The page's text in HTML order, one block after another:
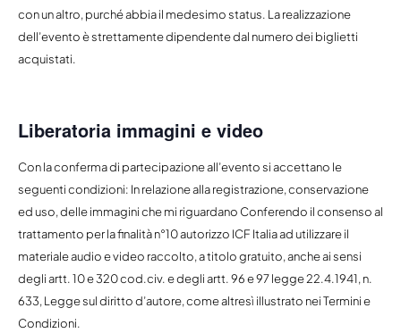
con un altro, purché abbia il medesimo status. La realizzazione
dell’evento è strettamente dipendente dal numero dei biglietti
acquistati.
Liberatoria immagini e video
Con la conferma di partecipazione all’evento si accettano le
seguenti condizioni: In relazione alla registrazione, conservazione
ed uso, delle immagini che mi riguardano Conferendo il consenso al
trattamento per la finalità n°10 autorizzo ICF Italia ad utilizzare il
materiale audio e video raccolto, a titolo gratuito, anche ai sensi
degli artt. 10 e 320 cod.civ. e degli artt. 96 e 97 legge 22.4.1941, n.
633, Legge sul diritto d’autore, come altresì illustrato nei Termini e
Condizioni.